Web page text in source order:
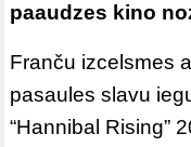
paaudzes kino
Franču izcelsmes
pasaules slavu
“Hannibal Rising”